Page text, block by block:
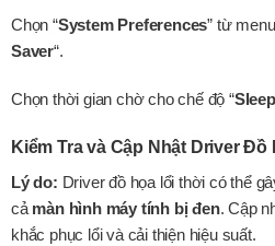
Chọn “System Preferences” từ
Saver“.
Chọn thời gian chờ cho chế độ “Sleep
Kiểm Tra và Cập Nhật Driver Đồ
Lý do: Driver đồ họa lổi thời có thể
cả màn hình máy tính bị đen. Cập
khắc phục lổi và cải thiện hiệu suất.